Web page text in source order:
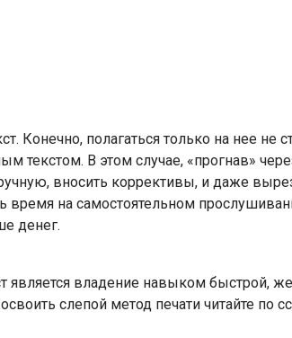
Конечно, полагаться только на нее не
текстом. В этом случае, «прогнав»
вносить коррективы, и даже
время на самостоятельном
денег.
владение навыком быстрой,
слепой метод печати читайте по